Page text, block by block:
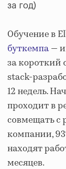
за год)
Обучение в
буткемпа—
за
stack-
12 недель.
проходит в
совмещать с
компании,
находят
месяцев.